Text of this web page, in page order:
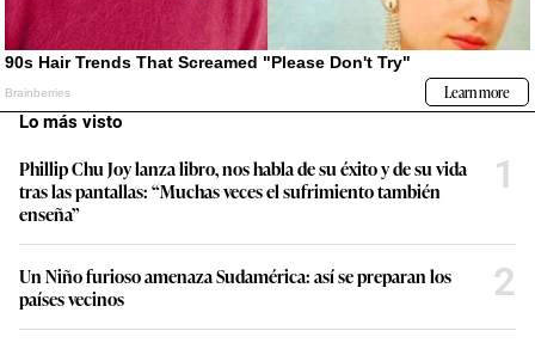
Lo más visto
Phillip Chu Joy lanza libro, nos habla de su éxito y de su vida
tras las pantallas: “Muchas veces el sufrimiento también
enseña”
1
Un Niño furioso amenaza Sudamérica: así se preparan los
países vecinos
2